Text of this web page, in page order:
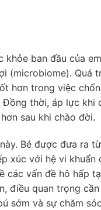
ban đầu của
(microbiome). Quá
hơn trong việc
thời, áp lực khi
sau khi chào đời.
Bé được đưa ra
xúc với hệ vi khuẩn
vấn đề hô hấp
điều quan trọng cần
sớm và sự chăm